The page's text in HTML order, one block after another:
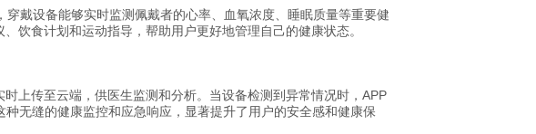
戴设备能够实时监测佩戴者的心率、血氧浓度、睡眠质量等重要健
饮食计划和运动指导，帮助用户更好地管理自己的健康状态。
上传至云端，供医生监测和分析。当设备检测到异常情况时，APP
无缝的健康监控和应急响应，显著提升了用户的安全感和健康保